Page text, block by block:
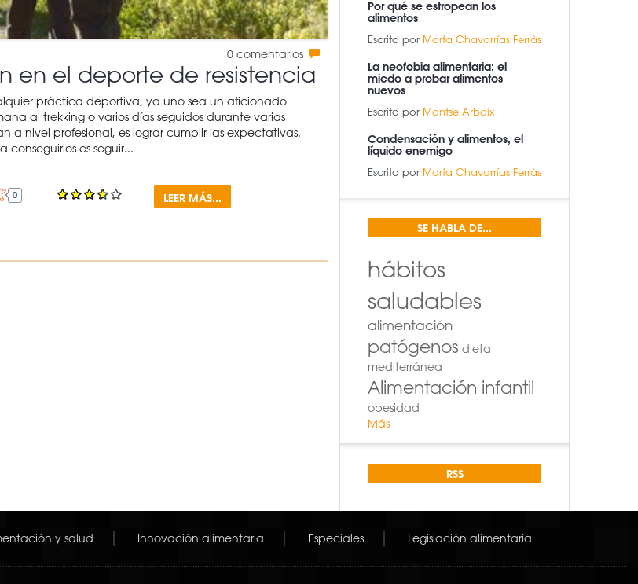
0 comentarios
en el deporte de resistencia
práctica deportiva, ya uno sea un aficionado
al trekking o varios días seguidos durante varias
a nivel profesional, es lograr cumplir las expectativas.
conseguirlos es seguir...
LEER MÁS...
Por qué se estropean los
alimentos
Escrito por Marta Chavarrías Ferràs
La neofobia alimentaria: el
miedo a probar alimentos
nuevos
Escrito por Montse Arboix
Condensación y alimentos, el
líquido enemigo
Escrito por Marta Chavarrías Ferràs
SE HABLA DE...
hábitos
saludables
alimentación
patógenos dieta
mediterránea
Alimentación infantil
obesidad
Más
RSS
y salud Innovación alimentaria Especiales Legislación alimentaria